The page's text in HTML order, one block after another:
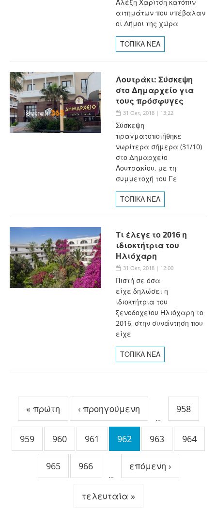
Αλέξη Χαρίτση κατόπιν
αιτημάτων που υπέβαλαν
οι Δήμοι της χώρα
ΤΟΠΙΚΑ ΝΕΑ
Λουτράκι: Σύσκεψη
στο Δημαρχείο για
τους πρόσφυγες
31 Οκτ, 2018 | 13:22
Σύσκεψη
πραγματοποιήθηκε
νωρίτερα σήμερα (31/10)
στο Δημαρχείο
Λουτρακίου, με τη
συμμετοχή του Γε
ΤΟΠΙΚΑ ΝΕΑ
Τι έλεγε το 2016 η
ιδιοκτήτρια του
Ηλιόχαρη
31 Οκτ, 2018 | 12:00
Πιστή σε όσα
είχε δηλώσει η
ιδιοκτήτρια του
ξενοδοχείου Ηλιόχαρη το
2016, στην συνάντηση που
είχε
ΤΟΠΙΚΑ ΝΕΑ
« πρώτη ‹ προηγούμενη
…
958
959 960 961 962 963 964
965 966
…
επόμενη ›
τελευταία »